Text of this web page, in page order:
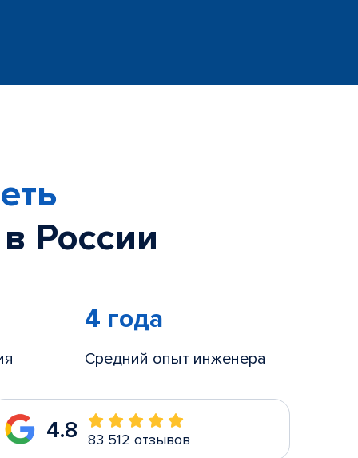
России
4 года
Средний опыт инженера
4.8 83 512 отзывов